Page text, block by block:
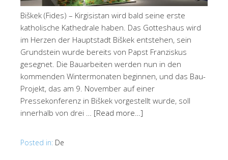
Biškek (Fides) – Kirgisistan wird bald seine erste
katholische Kathedrale haben. Das Gotteshaus wird
im Herzen der Hauptstadt Biškek entstehen, sein
Grundstein wurde bereits von Papst Franziskus
gesegnet. Die Bauarbeiten werden nun in den
kommenden Wintermonaten beginnen, und das Bau-
Projekt, das am 9. November auf einer
Pressekonferenz in Biškek vorgestellt wurde, soll
innerhalb von drei … [Read more…]
Posted in: De